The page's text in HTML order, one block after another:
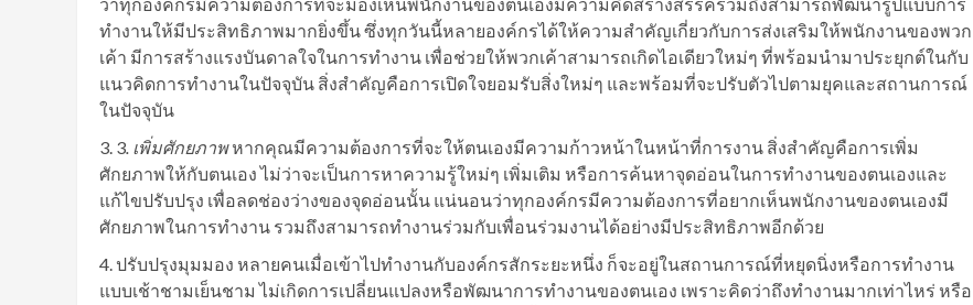
ทำงานให้มีประสิทธิภาพมากยิ่งขึ้น ซึ่งทุกวันนี้หลายองค์กรได้ให้ความสำคัญเกี่ยวกับการส่งเสริมให้พนักงานของพวก
เค้า มีการสร้างแรงบันดาลใจในการทำงาน เพื่อช่วยให้พวกเค้าสามารถเกิดไอเดียวใหม่ๆ ที่พร้อมนำมาประยุกต์ในกับ
แนวคิดการทำงานในปัจจุบัน สิ่งสำคัญคือการเปิดใจยอมรับสิ่งใหม่ๆ และพร้อมที่จะปรับตัวไปตามยุคและสถานการณ์
ในปัจจุบัน
3. เพิ่มศักยภาพหากคุณมีความต้องการที่จะให้ตนเองมีความก้าวหน้าในหน้าที่การงาน สิ่งสำคัญคือการเพิ่ม
ศักยภาพให้กับตนเอง ไม่ว่าจะเป็นการหาความรู้ใหม่ๆ เพิ่มเติม หรือการค้นหาจุดอ่อนในการทำงานของตนเองและ
แก้ไขปรับปรุง เพื่อลดช่องว่างของจุดอ่อนนั้น แน่นอนว่าทุกองค์กรมีความต้องการที่อยากเห็นพนักงานของตนเองมี
ศักยภาพในการทำงาน รวมถึงสามารถทำงานร่วมกับเพื่อนร่วมงานได้อย่างมีประสิทธิภาพอีกด้วย
ปรับปรุงมุมมอง หลายคนเมื่อเข้าไปทำงานกับองค์กรสักระยะหนึ่ง ก็จะอยู่ในสถานการณ์ที่หยุดนิ่งหรือการทำงาน
แบบเช้าชามเย็นชาม ไม่เกิดการเปลี่ยนแปลงหรือพัฒนาการทำงานของตนเอง เพราะคิดว่าถึงทำงานมากเท่าไหร่ หรือ